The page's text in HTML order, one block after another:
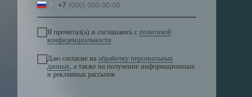
+7
Я прочитал(а) и соглашаюсь с политикой
конфиденциальности
Даю согласие на обработку персональных
данных, а также на получение информационных
и рекламных рассылок